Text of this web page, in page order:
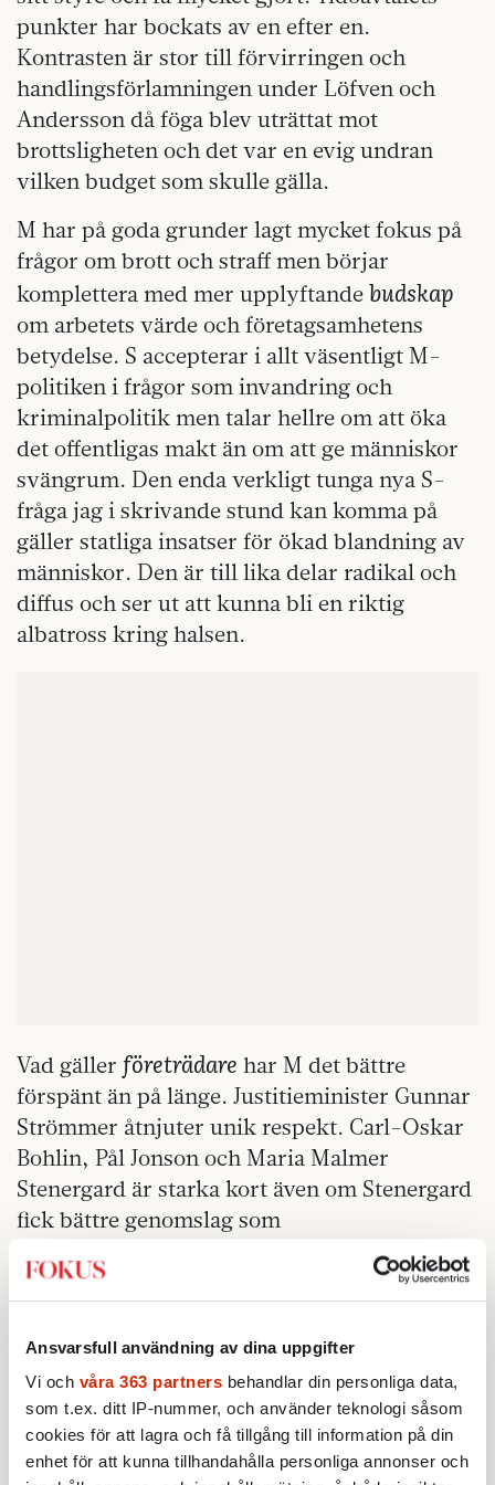
Ansvarsfull användning av dina uppgifter
Vi och våra 363 partners behandlar din personliga data,
som t.ex. ditt IP-nummer, och använder teknologi såsom
cookies för att lagra och få tillgång till information på din
enhet för att kunna tillhandahålla personliga annonser och
punkter har bockats av en efter en.
Kontrasten är stor till förvirringen och
handlingsförlamningen under Löfven och
Andersson då föga blev uträttat mot
brottsligheten och det var en evig undran
vilken budget som skulle gälla.
M har på goda grunder lagt mycket fokus på
frågor om brott och straff men börjar
komplettera med mer upplyftande budskap
om arbetets värde och företagsamhetens
betydelse. S accepterar i allt väsentligt M-
politiken i frågor som invandring och
kriminalpolitik men talar hellre om att öka
det offentligas makt än om att ge människor
svängrum. Den enda verkligt tunga nya S-
fråga jag i skrivande stund kan komma på
gäller statliga insatser för ökad blandning av
människor. Den är till lika delar radikal och
diffus och ser ut att kunna bli en riktig
albatross kring halsen.
Vad gäller företrädare har M det bättre
förspänt än på länge. Justitieminister Gunnar
Strömmer åtnjuter unik respekt. Carl-Oskar
Bohlin, Pål Jonson och Maria Malmer
Stenergard är starka kort även om Stenergard
fick bättre genomslag som
migrationsminister. Elisabeth Svantesson har
inte Anders Borgs höga profil men matchar
Carvalho är helt klart förstärkningar för S
men har fått svåra portföljer. Ulf Kristersson
får lägre förtroendetal än Magdalena
Andersson, men klarar debatterna med
henne väl.